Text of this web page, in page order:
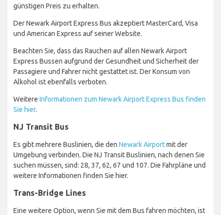
günstigen Preis zu erhalten.
Der Newark Airport Express Bus akzeptiert MasterCard, Visa
und American Express auf seiner Website.
Beachten Sie, dass das Rauchen auf allen Newark Airport
Express Bussen aufgrund der Gesundheit und Sicherheit der
Passagiere und Fahrer nicht gestattet ist. Der Konsum von
Alkohol ist ebenfalls verboten.
Weitere Informationen zum Newark Airport Express Bus finden
Sie hier.
NJ Transit Bus
Es gibt mehrere Buslinien, die den Newark Airportmit der
Umgebung verbinden. Die NJ Transit Buslinien, nach denen Sie
suchen müssen, sind: 28, 37, 62, 67 und 107. Die Fahrpläne und
weitere Informationen finden Sie hier.
Trans-Bridge Lines
Eine weitere Option, wenn Sie mit dem Bus fahren möchten, ist